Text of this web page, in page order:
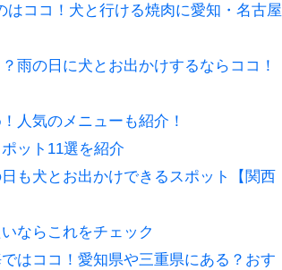
ココ！犬と行ける焼肉に愛知・名古屋
雨の日に犬とお出かけするならココ！
人気のメニューも紹介！
ット11選を紹介
も犬とお出かけできるスポット【関西
ならこれをチェック
はココ！愛知県や三重県にある？おす